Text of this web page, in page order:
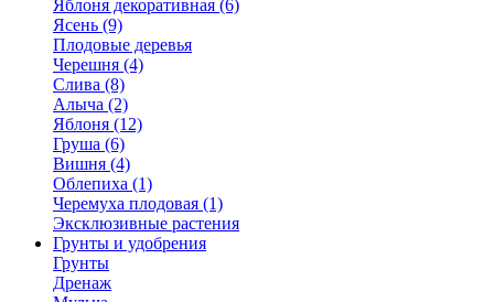
Яблоня декоративная (6)
Ясень (9)
Плодовые деревья
Черешня (4)
Слива (8)
Алыча (2)
Яблоня (12)
Груша (6)
Вишня (4)
Облепиха (1)
Черемуха плодовая (1)
Эксклюзивные растения
Грунты и удобрения
Грунты
Дренаж